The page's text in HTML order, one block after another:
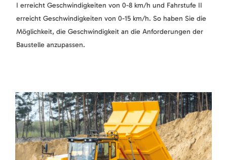
I erreicht Geschwindigkeiten von 0-8 km/h und Fahrstufe II
erreicht Geschwindigkeiten von 0-15 km/h. So haben Sie die
Möglichkeit, die Geschwindigkeit an die Anforderungen der
Baustelle anzupassen.